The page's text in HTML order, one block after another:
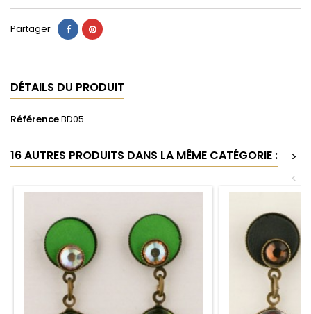
Partager
DÉTAILS DU PRODUIT
RéférenceBD05
16 AUTRES PRODUITS DANS LA MÊME CATÉGORIE :
>
<